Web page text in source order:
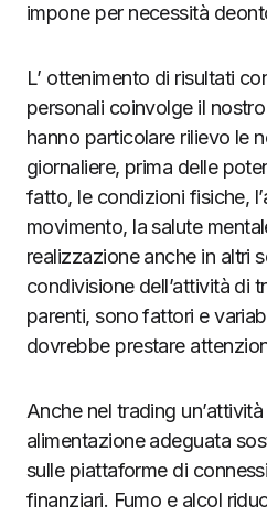
impone per necessità
L’ ottenimento di risultati
personali coinvolge il
hanno particolare rilievo le
giornaliere, prima delle
fatto, le condizioni fisiche,
movimento, la salute
realizzazione anche in altri
condivisione dell’attività di
parenti, sono fattori e
dovrebbe prestare
Anche nel trading
alimentazione adeguata
sulle piattaforme di
finanziari. Fumo e alcol